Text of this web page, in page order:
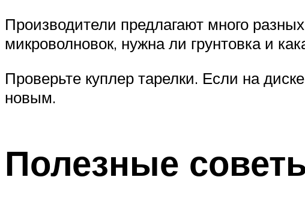
Производители предлагают много
микроволновок, нужна ли грунтовка и
Проверьте куплер тарелки. Если на
новым.
Полезные